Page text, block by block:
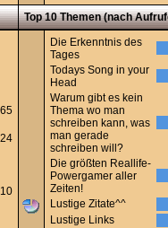
Top 10 Themen (nach
Die Erkenntnis des
Tages
Todays Song in your
Head
Warum gibt es kein
Thema wo man
schreiben kann, was
man gerade
schreiben will?
Die größten Reallife-
Powergamer aller
Zeiten!
Lustige Zitate^^
Lustige Links